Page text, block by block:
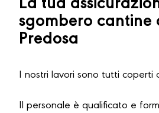
La tua
sgombero cantine
Predosa
I nostri lavori sono tutti coperti
Il personale è qualificato e